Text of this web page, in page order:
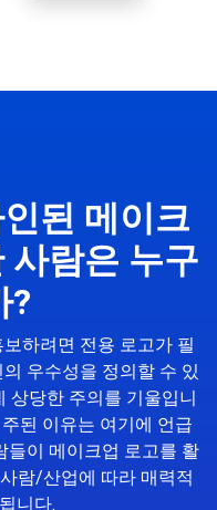
된 메이크
사람은 누구
?
하려면 전용 로고가 필
우수성을 정의할 수 있
상당한 주의를 기울입니
된 이유는 여기에 언급
들이 메이크업 로고를 활
람/산업에 따라 매력적
니다.